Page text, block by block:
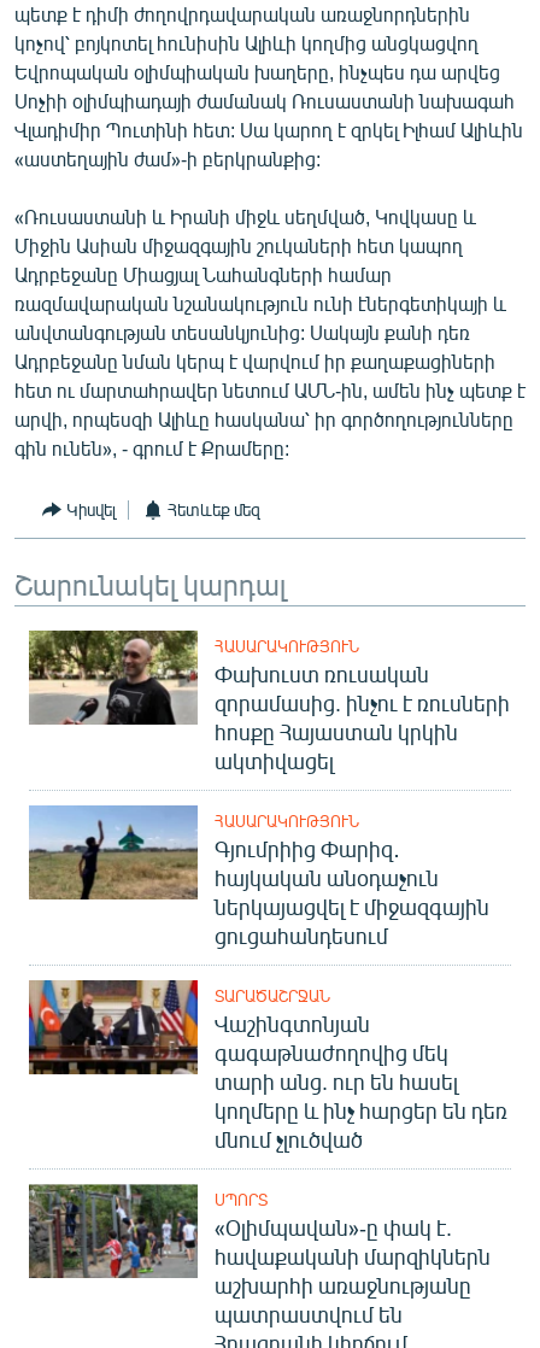
«Ազատության» բոլոր կայքերը
պետք է դիմի ժողովրդավարական առաջնորդներին
կոչով՝ բոյկոտել հունիսին Ալիևի կողմից անցկացվող
Եվրոպական օլիմպիական խաղերը, ինչպես դա արվեց
Սոչիի օլիմպիադայի ժամանակ Ռուսաստանի նախագահ
Վլադիմիր Պուտինի հետ: Սա կարող է զրկել Իլհամ Ալիևին
«աստեղային ժամ»-ի բերկրանքից:
«Ռուսաստանի և Իրանի միջև սեղմված, Կովկասը և
Միջին Ասիան միջազգային շուկաների հետ կապող
Ադրբեջանը Միացյալ Նահանգների համար
ռազմավարական նշանակություն ունի էներգետիկայի և
անվտանգության տեսանկյունից: Սակայն քանի դեռ
Ադրբեջանը նման կերպ է վարվում իր քաղաքացիների
հետ ու մարտահրավեր նետում ԱՄՆ-ին, ամեն ինչ պետք է
արվի, որպեսզի Ալիևը հասկանա՝ իր գործողությունները
գին ունեն», - գրում է Քրամերը:
Կիսվել Հետևեք մեզ
Շարունակել կարդալ
ՀԱՍԱՐԱԿՈՒԹՅՈՒՆ
Փախուստ ռուսական
զորամասից. ինչու է ռուսների
հոսքը Հայաստան կրկին
ակտիվացել
ՀԱՍԱՐԱԿՈՒԹՅՈՒՆ
Գյումրիից Փարիզ․
հայկական անօդաչուն
ներկայացվել է միջազգային
ցուցահանդեսում
ՏԱՐԱԾԱՇՐՋԱՆ
Վաշինգտոնյան
գագաթնաժողովից մեկ
տարի անց. ուր են հասել
կողմերը և ինչ հարցեր են դեռ
մնում չլուծված
ՍՊՈՐՏ
«Օլիմպավան»-ը փակ է.
հավաքականի մարզիկներն
աշխարհի առաջնությանը
պատրաստվում են
Հրազդանի կիրճում